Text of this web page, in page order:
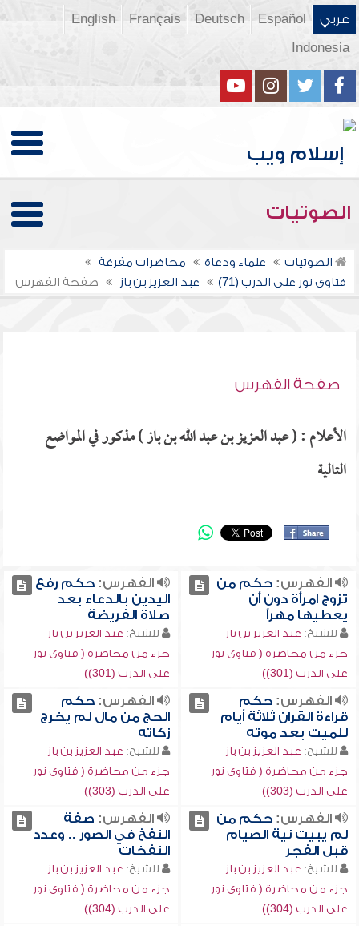
عربي Español
Deutsch
Français
English
Indonesia
الصوتيات
الصوتيات علماء ودعاة
محاضرات مفرغة
فتاوى نور على الدرب (71)
عبد العزيز بن باز صفحة الفهرس
صفحة الفهرس
الأعلام : ( عبد العزيز بن عبد الله بن باز ) مذكور في المواضع
التالية
الفهرس:حكم من
تزوج امرأة دون أن
يعطيها مهراً
للشيخ: عبد العزيز بن باز
جزء من محاضرة ( فتاوى نور
على الدرب (301))
الفهرس:حكم رفع
اليدين بالدعاء بعد
صلاة الفريضة
للشيخ: عبد العزيز بن باز
جزء من محاضرة ( فتاوى نور
على الدرب (301))
الفهرس:حكم
قراءة القرآن ثلاثة أيام
للميت بعد موته
للشيخ: عبد العزيز بن باز
جزء من محاضرة ( فتاوى نور
على الدرب (303))
الفهرس:حكم
الحج من مال لم يخرج
زكاته
للشيخ: عبد العزيز بن باز
جزء من محاضرة ( فتاوى نور
على الدرب (303))
الفهرس:حكم من
لم يبيت نية الصيام
قبل الفجر
للشيخ: عبد العزيز بن باز
جزء من محاضرة ( فتاوى نور
على الدرب (304))
الفهرس: صفة
النفخ في الصور .. وعدد
النفخات
للشيخ: عبد العزيز بن باز
جزء من محاضرة ( فتاوى نور
على الدرب (304))